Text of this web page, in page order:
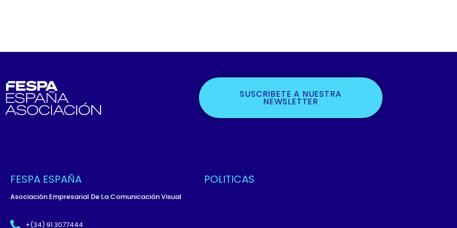
SUSCRIBETE A NUESTRA
NEWSLETTER
FESPA ESPAÑA
Asociación Empresarial De La Comunicación Visual
+(34) 91 3077444
POLITICAS